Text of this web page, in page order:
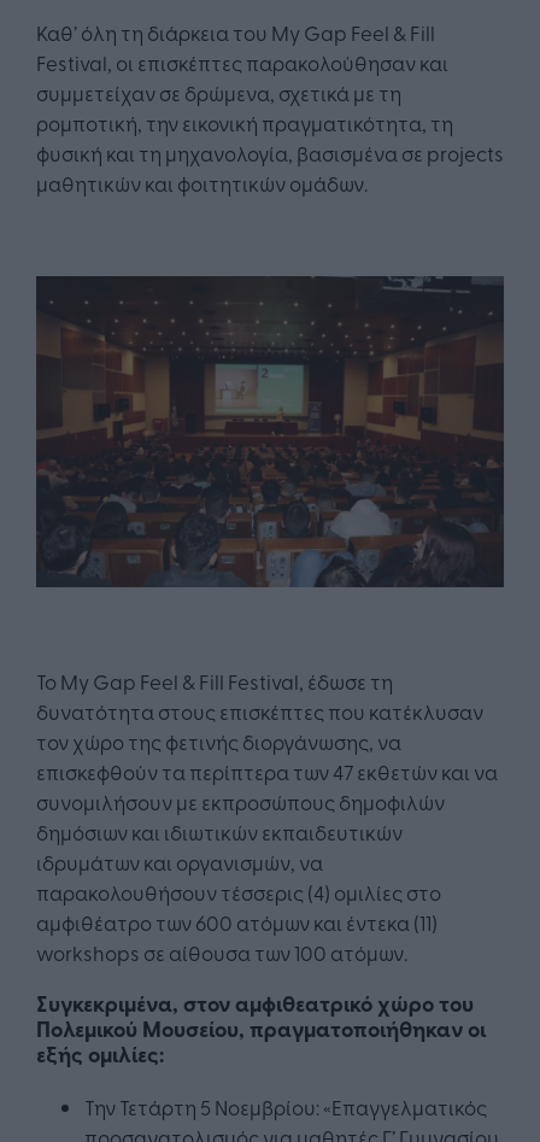
Καθ’ όλη τη διάρκεια του My Gap Feel & Fill
Festival, οι επισκέπτες παρακολούθησαν και
συμμετείχαν σε δρώμενα, σχετικά με τη
ρομποτική, την εικονική πραγματικότητα, τη
φυσική και τη μηχανολογία, βασισμένα σε projects
μαθητικών και φοιτητικών ομάδων.
Το My Gap Feel & Fill Festival, έδωσε τη
δυνατότητα στους επισκέπτες που κατέκλυσαν
τον χώρο της φετινής διοργάνωσης, να
επισκεφθούν τα περίπτερα των 47 εκθετών και να
συνομιλήσουν με εκπροσώπους δημοφιλών
δημόσιων και ιδιωτικών εκπαιδευτικών
ιδρυμάτων και οργανισμών, να
παρακολουθήσουν τέσσερις (4) ομιλίες στο
αμφιθέατρο των 600 ατόμων και έντεκα (11)
workshops σε αίθουσα των 100 ατόμων.
Συγκεκριμένα, στον αμφιθεατρικό χώρο του
Πολεμικού Μουσείου, πραγματοποιήθηκαν οι
εξής ομιλίες:
Την Τετάρτη 5 Νοεμβρίου: «Επαγγελματικός